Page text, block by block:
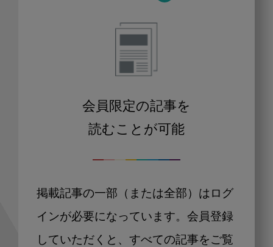
会員限定の記事を
読むことが可能
掲載記事の一部（または全部）はログ
インが必要になっています。会員登録
していただくと、すべての記事をご覧